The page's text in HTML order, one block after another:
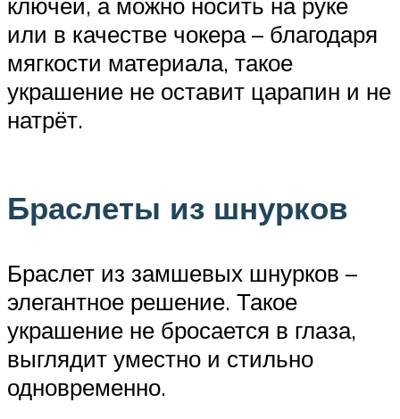
или в качестве чокера – благодаря
мягкости материала, такое
украшение не оставит царапин и не
натрёт.
Браслеты из шнурков
Браслет из замшевых шнурков –
элегантное решение. Такое
украшение не бросается в глаза,
выглядит уместно и стильно
одновременно.